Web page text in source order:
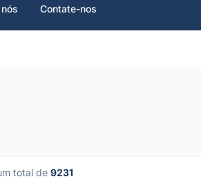
Contate-nos
total de 9231